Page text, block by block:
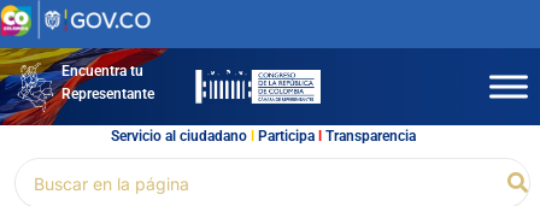
Ir
al
contenidoEncuentra tu
Representante
Servicio al ciudadano l Participal Transparencia
por: